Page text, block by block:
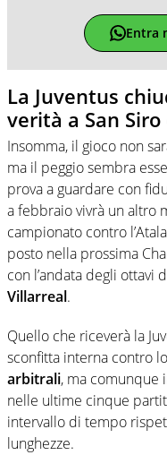
Entra
La Juventus
verità a San
Insomma, il gioco non
ma il peggio sembra
prova a guardare con
a febbraio vivrà un altro
campionato contro
posto nella prossima
con l’andata degli ottavi
Villarreal.
Quello che riceverà la
sconfitta interna contro
arbitrali, ma comunque
nelle ultime cinque
intervallo di tempo
lunghezze.